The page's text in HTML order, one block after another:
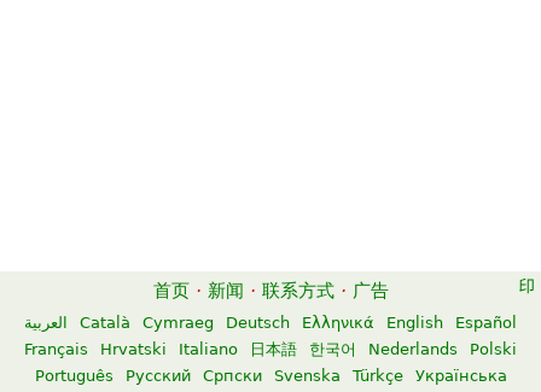
首页 · 新闻 · 联系方式 · 广告
العربية Català Cymraeg Deutsch Ελληνικά English
Español
Français
Hrvatski Italiano 日本語 한국어 Nederlands
Polski
Português
Русский Српски Svenska Türkçe Українська